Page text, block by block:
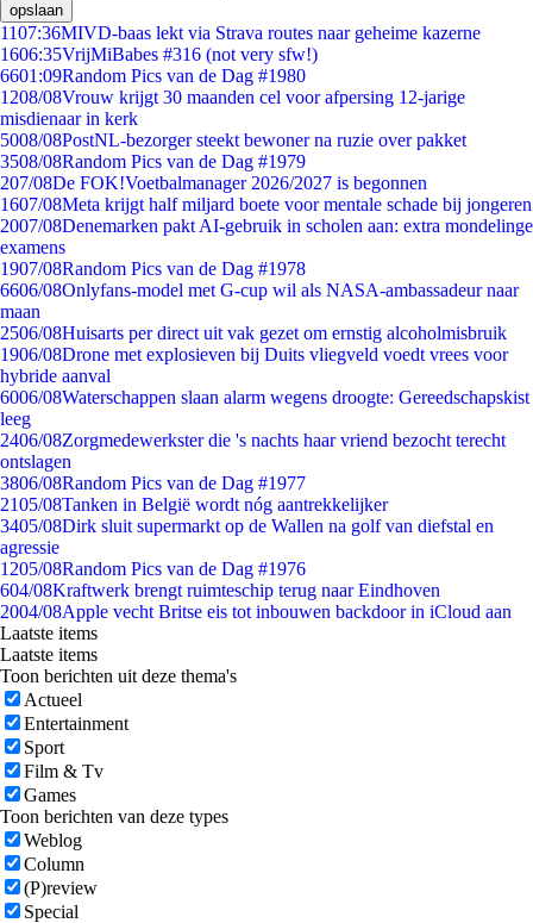
opslaan
1107:36MIVD-baas lekt via Strava routes naar geheime kazerne
1606:35VrijMiBabes #316 (not very sfw!)
6601:09Random Pics van de Dag #1980
1208/08Vrouw krijgt 30 maanden cel voor afpersing 12-jarige
misdienaar in kerk
5008/08PostNL-bezorger steekt bewoner na ruzie over pakket
3508/08Random Pics van de Dag #1979
207/08De FOK!Voetbalmanager 2026/2027 is begonnen
1607/08Meta krijgt half miljard boete voor mentale schade bij jongeren
2007/08Denemarken pakt AI-gebruik in scholen aan: extra mondelinge
examens
1907/08Random Pics van de Dag #1978
6606/08Onlyfans-model met G-cup wil als NASA-ambassadeur naar
maan
2506/08Huisarts per direct uit vak gezet om ernstig alcoholmisbruik
1906/08Drone met explosieven bij Duits vliegveld voedt vrees voor
hybride aanval
6006/08Waterschappen slaan alarm wegens droogte: Gereedschapskist
leeg
2406/08Zorgmedewerkster die 's nachts haar vriend bezocht terecht
ontslagen
3806/08Random Pics van de Dag #1977
2105/08Tanken in België wordt nóg aantrekkelijker
3405/08Dirk sluit supermarkt op de Wallen na golf van diefstal en
agressie
1205/08Random Pics van de Dag #1976
604/08Kraftwerk brengt ruimteschip terug naar Eindhoven
2004/08Apple vecht Britse eis tot inbouwen backdoor in iCloud aan
Laatste items
Laatste items
Toon berichten uit deze thema's
Actueel
Entertainment
Sport
Film & Tv
Games
Toon berichten van deze types
Weblog
Column
(P)review
Special